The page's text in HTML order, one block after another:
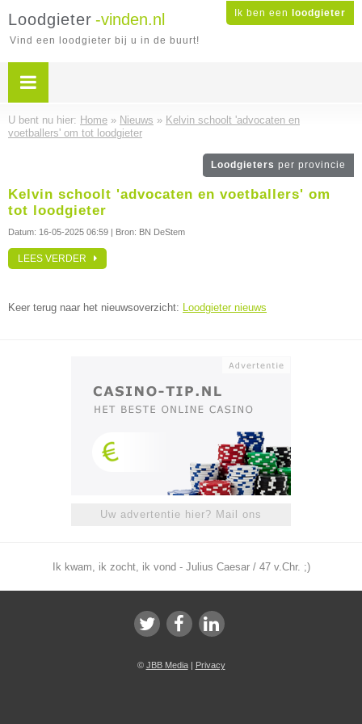
Ik ben een loodgieter
Loodgieter -vinden.nl
Vind een loodgieter bij u in de buurt!
U bent nu hier: Home » Nieuws » Kelvin schoolt 'advocaten en
voetballers' om tot loodgieter
Loodgieters per provincie
Kelvin schoolt 'advocaten en voetballers' om
tot loodgieter
Datum: 16-05-2025 06:59 | Bron: BN DeStem
LEES VERDER
Keer terug naar het nieuwsoverzicht: Loodgieter nieuws
Uw advertentie hier? Mail ons
Ik kwam, ik zocht, ik vond - Julius Caesar / 47 v.Chr. ;)
© JBB Media| Privacy